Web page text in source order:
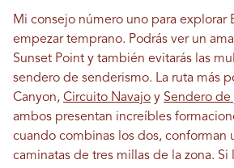
Mi consejo número uno para explorar
empezar temprano. Podrás ver un
Sunset Point y también evitarás las
sendero de senderismo. La ruta más
Canyon, Circuito Navajo y Sendero
ambos presentan increíbles
cuando combinas los dos, conforman
caminatas de tres millas de la zona. Si